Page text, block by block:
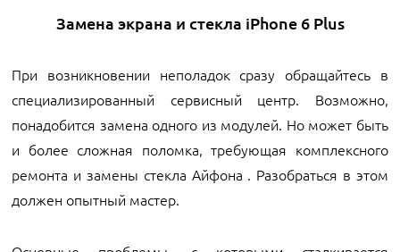
Замена экрана и стекла iPhone 6 Plus
При возникновении неполадок сразу обращайтесь в
специализированный сервисный центр. Возможно,
понадобится замена одного из модулей. Но может быть
и более сложная поломка, требующая комплексного
ремонта и замены стекла Айфона . Разобраться в этом
должен опытный мастер.